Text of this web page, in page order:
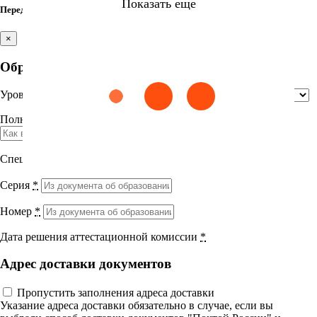
Показать еще
Сестринское дело Эпидемиология Медицинская помощь
Выберите направление
медицина
Клиническая медицина
Вернуться назад
Перед итоговым тестом заполните недостающие поля
×
Образование
Уровень образования *
Полное название учебного заведения
Специальность
Серия *
Номер *
Дата решения аттестационной комиссии *
Адрес доставки документов
Пропустить заполнения адреса доставки
Указание адреса доставки обязательно в случае, если вы